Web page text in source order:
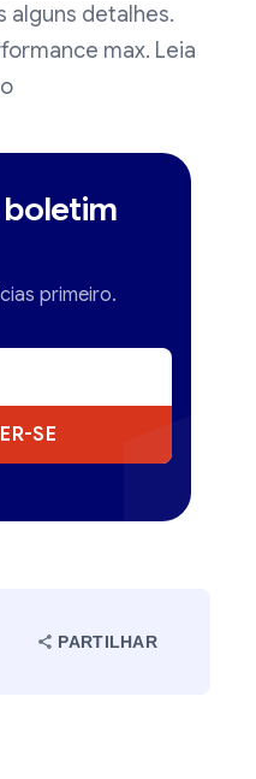
alguns detalhes.
max. Leia
primeiro.
SE
PARTILHAR